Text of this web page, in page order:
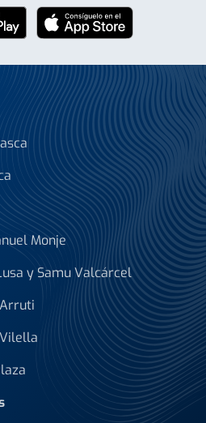
Monje
y Samu Valcárcel